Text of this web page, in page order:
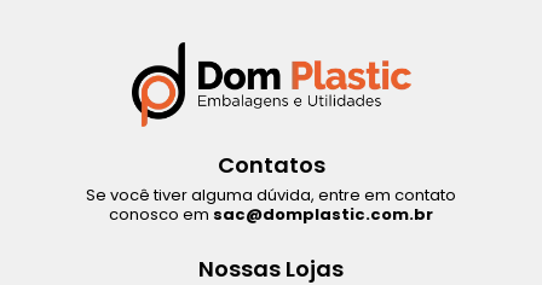
Contatos
Se você tiver alguma dúvida, entre em contato
conosco em sac@domplastic.com.br
Nossas Lojas